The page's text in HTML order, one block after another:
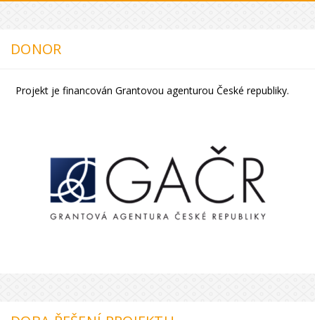
DONOR
Projekt je financován Grantovou agenturou České republiky.